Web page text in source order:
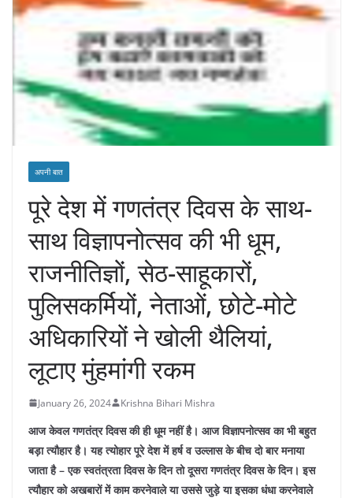
अपनी बात
पूरे देश में गणतंत्र दिवस के साथ-
साथ विज्ञापनोत्सव की भी धूम,
राजनीतिज्ञों, सेठ-साहूकारों,
पुलिसकर्मियों, नेताओं, छोटे-मोटे
अधिकारियों ने खोली थैलियां,
लूटाए मुंहमांगी रकम
January 26, 2024 Krishna Bihari Mishra
आज केवल गणतंत्र दिवस की ही धूम नहीं है। आज विज्ञापनोत्सव का भी बहुत
बड़ा त्यौहार है। यह त्योहार पूरे देश में हर्ष व उल्लास के बीच दो बार मनाया
जाता है – एक स्वतंत्रता दिवस के दिन तो दूसरा गणतंत्र दिवस के दिन। इस
त्यौहार को अखबारों में काम करनेवाले या उससे जुड़े या इसका धंधा करनेवाले